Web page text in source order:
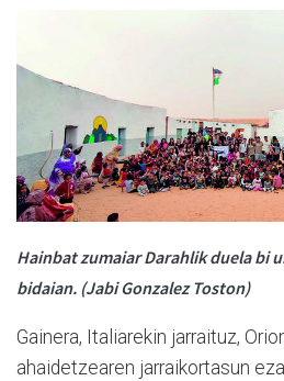
Hainbat zumaiar Darahlik duela bi
bidaian. (Jabi Gonzalez Toston)
Gainera, Italiarekin jarraituz,
ahaidetzearen jarraikortasun